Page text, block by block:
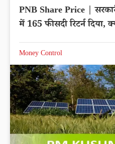
PNB Share Price |
में 165 फीसदी रिटर्न दिया,
Money Control